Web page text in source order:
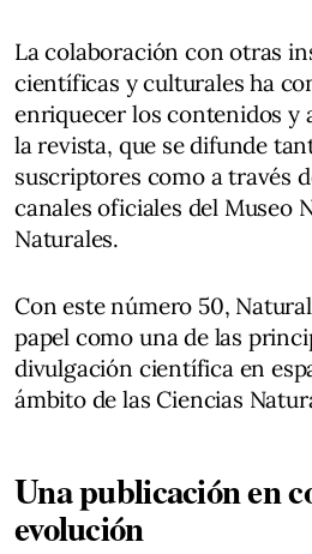
La colaboración con otras
científicas y culturales ha
enriquecer los contenidos y
la revista, que se difunde
suscriptores como a través
canales oficiales del Museo
Naturales.
Con este número 50,
papel como una de las
divulgación científica en
ámbito de las Ciencias
Una publicación en
evolución